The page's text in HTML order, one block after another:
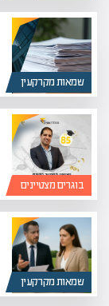
שמאות מקרקעין
בוגרים מצטיינים
שמאות מקרקעין